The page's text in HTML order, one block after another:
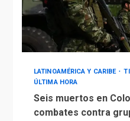
LATINOAMÉRICA Y CARIBE
ÚLTIMA HORA
Seis muertos en
combates contra